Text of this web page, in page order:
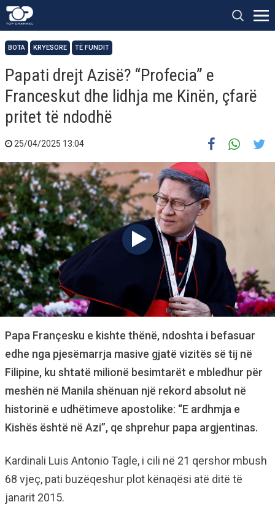
BOTA KRYESORE TË FUNDIT
Papati drejt Azisë? “Profecia” e
Franceskut dhe lidhja me Kinën, çfarë
pritet të ndodhë
25/04/2025 13:04
Papa Françesku e kishte thënë, ndoshta i befasuar
edhe nga pjesëmarrja masive gjatë vizitës së tij në
Filipine, ku shtatë milionë besimtarët e mbledhur për
meshën në Manila shënuan një rekord absolut në
historinë e udhëtimeve apostolike: “E ardhmja e
Kishës është në Azi”, qe shprehur papa argjentinas.
Kardinali Luis Antonio Tagle, i cili në 21 qershor mbush
68 vjeç, pati buzëqeshur plot kënaqësi atë ditë të
janarit 2015.